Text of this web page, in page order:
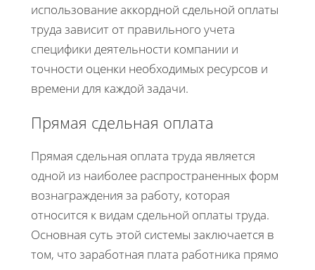
использование аккордной сдельной оплаты
труда зависит от правильного учета
специфики деятельности компании и
точности оценки необходимых ресурсов и
времени для каждой задачи.
Прямая сдельная оплата
Прямая сдельная оплата труда является
одной из наиболее распространенных форм
вознаграждения за работу, которая
относится к видам сдельной оплаты труда.
Основная суть этой системы заключается в
том, что заработная плата работника прямо